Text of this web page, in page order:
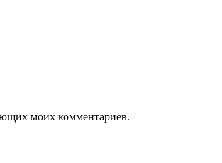
моих комментариев.